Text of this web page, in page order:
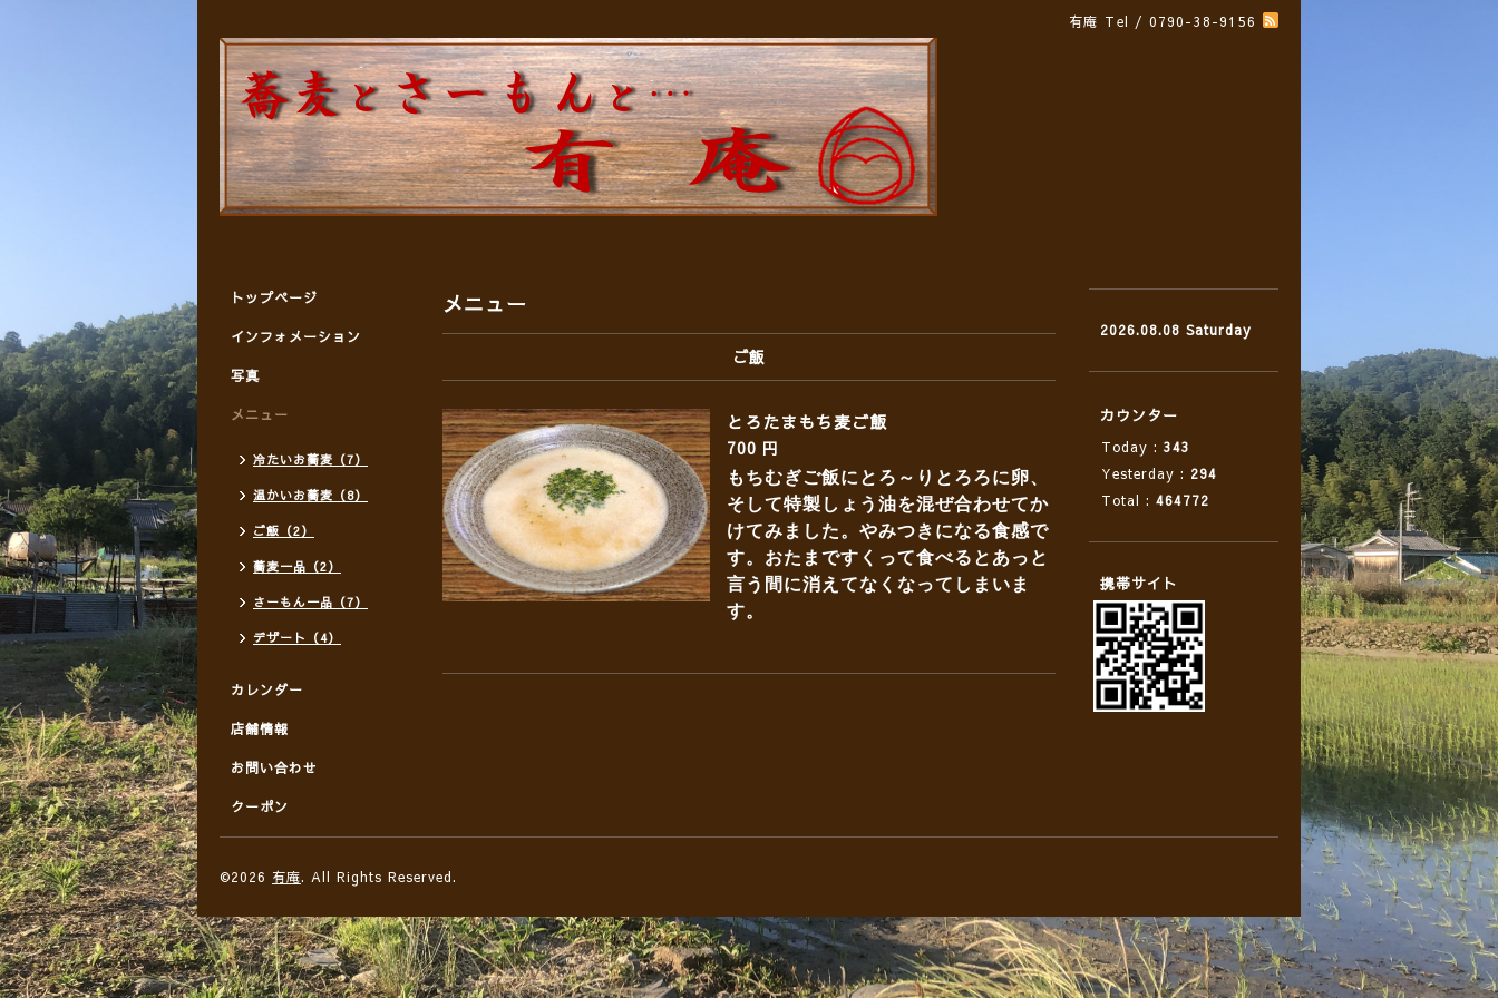
有庵 Tel / 0790-38-9156
メニュー
ご飯
とろたまもち麦ご飯
700 円
もちむぎご飯にとろ～りとろろに卵、
そして特製しょう油を混ぜ合わせてか
けてみました。やみつきになる食感で
す。おたまですくって食べるとあっと
言う間に消えてなくなってしまいま
す。
トップページ
インフォメーション
写真
メニュー
冷たいお蕎麦（7）
温かいお蕎麦（8）
ご飯（2）
蕎麦一品（2）
さーもん一品（7）
デザート（4）
カレンダー
店舗情報
お問い合わせ
クーポン
2026.08.08 Saturday
カウンター
Today : 343
Yesterday : 294
Total : 464772
携帯サイト
©2026 有庵. All Rights Reserved.